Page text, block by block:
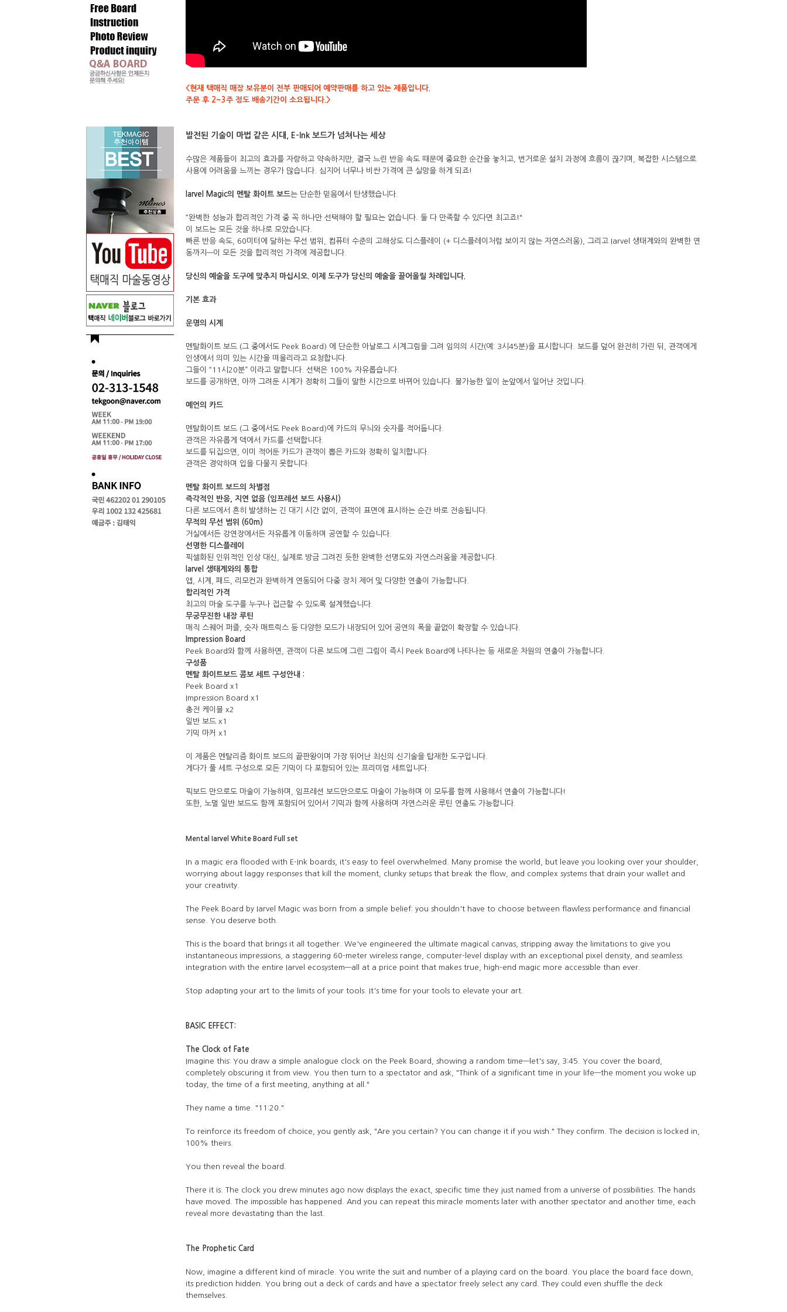
<현재 택매직 매장 보유분이 전부 판매되어 예약판매를 하고 있는 제품입니다.
주문 후 2~3주 정도 배송기간이 소요됩니다.>
발전된 기술이 마법 같은 시대, E-Ink 보드가 넘쳐나는 세상
수많은 제품들이 최고의 효과를 자랑하고 약속하지만, 결국 느린 반응 속도 때문에 중요한 순간을 놓치고, 번거로운 설치 과정에 흐름이 끊기며, 복잡한 시스템으로
사용에 어려움을 느끼는 경우가 많습니다. 심지어 너무나 비싼 가격에 큰 실망을 하게 되죠!
Iarvel Magic의 멘탈 화이트 보드는 단순한 믿음에서 탄생했습니다.
“완벽한 성능과 합리적인 가격 중 꼭 하나만 선택해야 할 필요는 없습니다. 둘 다 만족할 수 있다면 최고죠!"
이 보드는 모든 것을 하나로 모았습니다.
빠른 반응 속도, 60미터에 달하는 무선 범위, 컴퓨터 수준의 고해상도 디스플레이 (+ 디스플레이처럼 보이지 않는 자연스러움), 그리고 Iarvel 생태계와의 완벽한 연
동까지—이 모든 것을 합리적인 가격에 제공합니다.
당신의 예술을 도구에 맞추지 마십시오. 이제 도구가 당신의 예술을 끌어올릴 차례입니다.
기본 효과
운명의 시계
멘탈화이트 보드 (그 중에서도 Peek Board) 에 단순한 아날로그 시계그림을 그려 임의의 시간(예: 3시45분)을 표시합니다. 보드를 덮어 완전히 가린 뒤, 관객에게
인생에서 의미 있는 시간을 떠올리라고 요청합니다.
그들이 “11시20분” 이라고 말합니다. 선택은 100% 자유롭습니다.
보드를 공개하면, 아까 그려둔 시계가 정확히 그들이 말한 시간으로 바뀌어 있습니다. 불가능한 일이 눈앞에서 일어난 것입니다.
예언의 카드
멘탈화이트 보드 (그 중에서도 Peek Board)에 카드의 무늬와 숫자를 적어둡니다.
관객은 자유롭게 덱에서 카드를 선택합니다.
보드를 뒤집으면, 이미 적어둔 카드가 관객이 뽑은 카드와 정확히 일치합니다.
관객은 경악하며 입을 다물지 못합니다.
멘탈 화이트 보드의 차별점
즉각적인 반응, 지연 없음 (임프레션 보드 사용시)
다른 보드에서 흔히 발생하는 긴 대기 시간 없이, 관객이 표면에 표시하는 순간 바로 전송됩니다.
무적의 무선 범위 (60m)
거실에서든 강연장에서든 자유롭게 이동하며 공연할 수 있습니다.
선명한 디스플레이
픽셀화된 인위적인 인상 대신, 실제로 방금 그려진 듯한 완벽한 선명도와 자연스러움을 제공합니다.
Iarvel 생태계와의 통합
앱, 시계, 패드, 리모컨과 완벽하게 연동되어 다중 장치 제어 및 다양한 연출이 가능합니다.
합리적인 가격
최고의 마술 도구를 누구나 접근할 수 있도록 설계했습니다.
무궁무진한 내장 루틴
매직 스퀘어 퍼즐, 숫자 매트릭스 등 다양한 모드가 내장되어 있어 공연의 폭을 끝없이 확장할 수 있습니다.
Impression Board
Peek Board와 함께 사용하면, 관객이 다른 보드에 그린 그림이 즉시 Peek Board에 나타나는 등 새로운 차원의 연출이 가능합니다.
구성품
멘탈 화이트보드 콤보 세트 구성안내 :
Peek Board x1
Impression Board x1
충전 케이블 x2
일반 보드 x1
기믹 마커 x1
이 제품은 멘탈리즘 화이트 보드의 끝판왕이며 가장 뛰어난 최신의 신기술을 탑재한 도구입니다.
게다가 풀 세트 구성으로 모든 기믹이 다 포함되어 있는 프리미엄 세트입니다.
픽보드 만으로도 마술이 가능하며, 임프레션 보드만으로도 마술이 가능하며 이 모두를 함께 사용해서 연출이 가능합니다!
또한, 노멀 일반 보드도 함께 포함되어 있어서 기믹과 함께 사용하며 자연스러운 루틴 연출도 가능합니다.
Mental Iarvel White Board Full set
In a magic era flooded with E-Ink boards, it's easy to feel overwhelmed. Many promise the world, but leave you looking over your shoulder,
worrying about laggy responses that kill the moment, clunky setups that break the flow, and complex systems that drain your wallet and
your creativity.
The Peek Board by Iarvel Magic was born from a simple belief: you shouldn't have to choose between flawless performance and financial
sense. You deserve both.
This is the board that brings it all together. We've engineered the ultimate magical canvas, stripping away the limitations to give you
instantaneous impressions, a staggering 60-meter wireless range, computer-level display with an exceptional pixel density, and seamless
integration with the entire Iarvel ecosystem—all at a price point that makes true, high-end magic more accessible than ever.
Stop adapting your art to the limits of your tools. It's time for your tools to elevate your art.
BASIC EFFECT:
The Clock of Fate
Imagine this: You draw a simple analogue clock on the Peek Board, showing a random time—let's say, 3:45. You cover the board,
completely obscuring it from view. You then turn to a spectator and ask, "Think of a significant time in your life—the moment you woke up
today, the time of a first meeting, anything at all."
They name a time. "11:20."
To reinforce its freedom of choice, you gently ask, "Are you certain? You can change it if you wish." They confirm. The decision is locked in,
100% theirs.
You then reveal the board.
There it is. The clock you drew minutes ago now displays the exact, specific time they just named from a universe of possibilities. The hands
have moved. The impossible has happened. And you can repeat this miracle moments later with another spectator and another time, each
reveal more devastating than the last.
The Prophetic Card
Now, imagine a different kind of miracle. You write the suit and number of a playing card on the board. You place the board face down,
its prediction hidden. You bring out a deck of cards and have a spectator freely select any card. They could even shuffle the deck
themselves.